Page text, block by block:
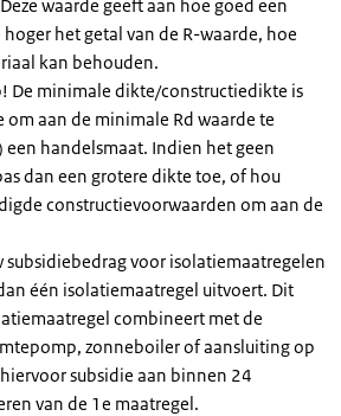
Deze waarde geeft aan hoe goed een
het getal van de R-waarde, hoe
kan behouden.
De minimale dikte/constructiedikte is
om aan de minimale Rd waarde te
handelsmaat. Indien het geen
dan een grotere dikte toe, of hou
constructievoorwaarden om aan de
subsidiebedrag voor isolatiemaatregelen
één isolatiemaatregel uitvoert. Dit
combineert met de
zonneboiler of aansluiting op
subsidie aan binnen 24
van de 1e maatregel.